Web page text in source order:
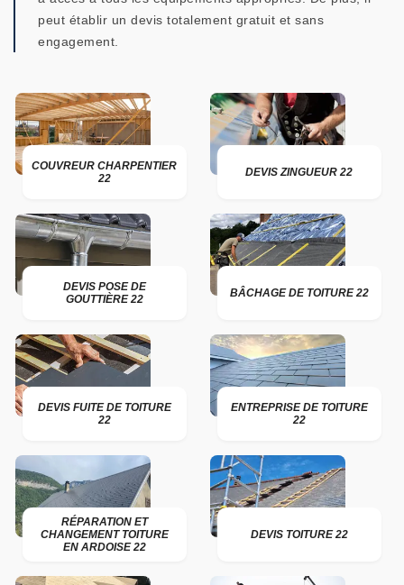
peut établir un devis totalement gratuit et sans
engagement.
COUVREUR CHARPENTIER
22
DEVIS ZINGUEUR 22
DEVIS POSE DE
GOUTTIÈRE 22
BÂCHAGE DE TOITURE 22
DEVIS FUITE DE TOITURE
22
ENTREPRISE DE TOITURE
22
RÉPARATION ET
CHANGEMENT TOITURE
EN ARDOISE 22
DEVIS TOITURE 22